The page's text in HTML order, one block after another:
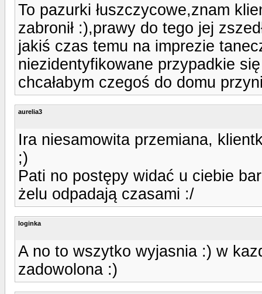
To pazurki łuszczycowe,znam
zabronił :),prawy do tego jej
jakiś czas temu na imprezie
niezidentyfikowane przypadkie
chcałabym czegoś do domu
aurelia3
Ira niesamowita przemiana,
;)
Pati no postępy widać u ciebie
żelu odpadają czasami :/
loginka
A no to wszytko wyjasnia :) w
zadowolona :)